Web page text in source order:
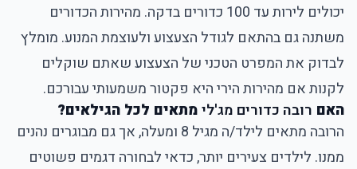
יכולים לירות עד 100 כדורים בדקה. מהירות הכדורים
משתנה גם בהתאם לגודל הצעצוע ולעוצמת המנוע. מומלץ
לבדוק את המפרט הטכני של הצעצוע שאתם שוקלים
לקנות אם מהירות הירי היא פקטור משמעותי עבורכם.
האם רובה כדורים מג'לימתאים לכל הגילאים?
הרובה מתאים לילד/ה מגיל 8 ומעלה
, אך גם מבוגרים נהנים
ממנו. לילדים צעירים יותר, כדאי לבחורה דגמים פשוטים